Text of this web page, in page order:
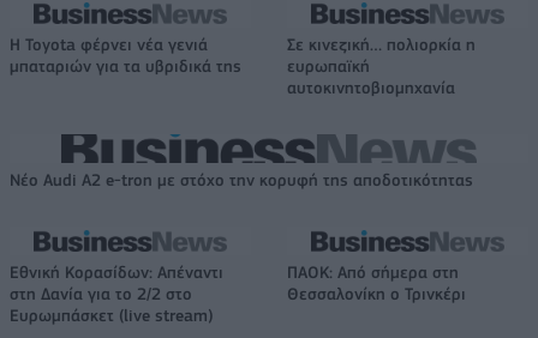
Η Toyota φέρνει νέα γενιά
μπαταριών για τα υβριδικά της
Σε κινεζική… πολιορκία η
ευρωπαϊκή
αυτοκινητοβιομηχανία
Νέο Audi A2 e-tron με στόχο την κορυφή της αποδοτικότητας
Εθνική Κορασίδων: Απέναντι
στη Δανία για το 2/2 στο
Ευρωμπάσκετ (live stream)
ΠΑΟΚ: Από σήμερα στη
Θεσσαλονίκη ο Τρινκέρι